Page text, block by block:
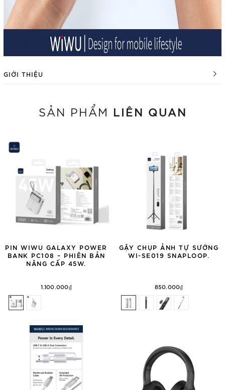
GIỚI THIỆU
SẢN PHẨM LIÊN QUAN
PIN WIWU GALAXY POWER
BANK PC108 – PHIÊN BẢN
NÂNG CẤP 45W.
1.100.000₫
GẬY CHỤP ẢNH TỰ SƯỚNG
WI-SE019 SNAPLOOP.
850.000₫